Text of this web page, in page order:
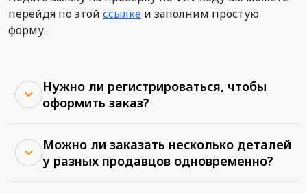
перейдя по этой ссылке и заполним простую
форму.
Нужно ли регистрироваться, чтобы
оформить заказ?
Можно ли заказать несколько деталей
у разных продавцов одновременно?